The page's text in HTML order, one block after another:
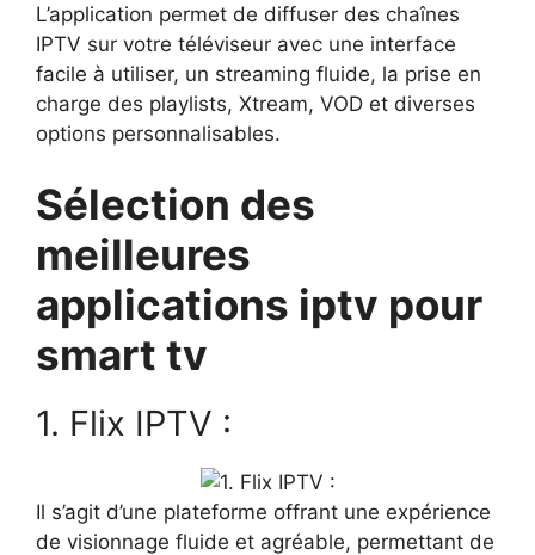
L’application permet de diffuser des chaînes
IPTV sur votre téléviseur avec une interface
facile à utiliser, un streaming fluide, la prise en
charge des playlists, Xtream, VOD et diverses
options personnalisables.
Sélection des
meilleures
applications iptv pour
smart tv
1. Flix IPTV :
Il s’agit d’une plateforme offrant une expérience
de visionnage fluide et agréable, permettant de